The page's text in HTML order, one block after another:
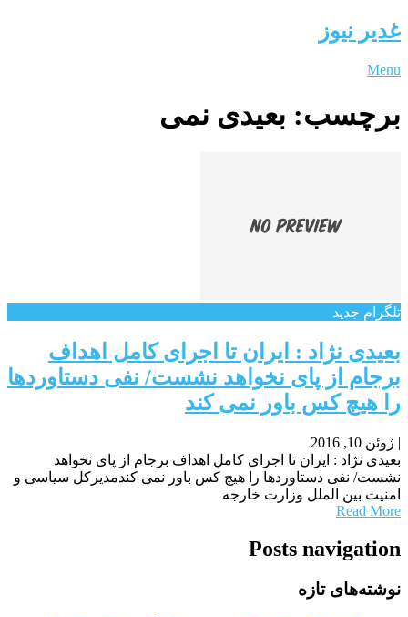
غدیر نیوز
Menu
برچسب: بعیدی نمی
تلگرام جدید
بعیدی نژاد : ایران تا اجرای کامل اهداف
برجام از پای نخواهد نشست/ نفی دستاوردها
را هیچ کس باور نمی کند
| ژوئن 10, 2016
بعیدی نژاد : ایران تا اجرای کامل اهداف برجام از پای نخواهد
نشست/ نفی دستاوردها را هیچ کس باور نمی کندمدیرکل سیاسی و
امنیت بین الملل وزارت خارجه
Read More
Posts navigation
نوشته‌های تازه